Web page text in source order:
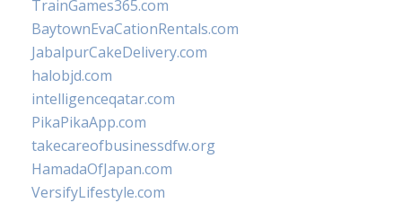
TrainGames365.com
BaytownEvaCationRentals.com
JabalpurCakeDelivery.com
halobjd.com
intelligenceqatar.com
PikaPikaApp.com
takecareofbusinessdfw.org
HamadaOfJapan.com
VersifyLifestyle.com